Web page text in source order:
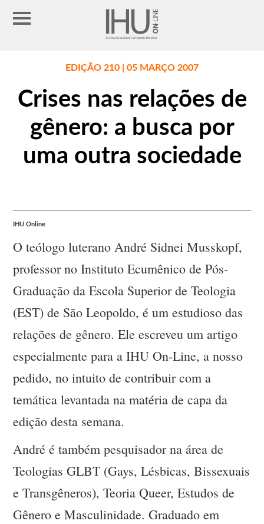
EDIÇÃO 210 | 05 MARÇO 2007
Crises nas relações de
gênero: a busca por
uma outra sociedade
IHU Online
O teólogo luterano André Sidnei Musskopf,
professor no Instituto Ecumênico de Pós-
Graduação da Escola Superior de Teologia
(EST) de São Leopoldo, é um estudioso das
relações de gênero. Ele escreveu um artigo
especialmente para a IHU On-Line, a nosso
pedido, no intuito de contribuir com a
temática levantada na matéria de capa da
edição desta semana.
André é também pesquisador na área de
Teologias GLBT (Gays, Lésbicas, Bissexuais
e Transgêneros), Teoria Queer, Estudos de
Gênero e Masculinidade. Graduado em